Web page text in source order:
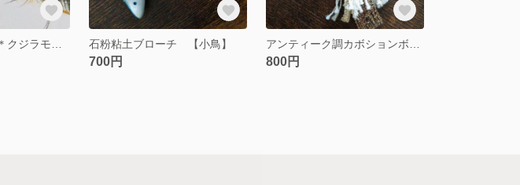
石粉粘土ブローチ 【小鳥】
700円 800円